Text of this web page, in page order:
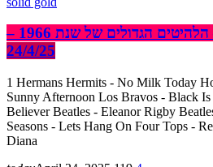
סוליד גולד מס’ 166 – הלהיטים הגדולים של שנת 1966 –
24/4/25
1 Hermans Hermits - No Milk Today
Sunny Afternoon Los Bravos - Black
Believer Beatles - Eleanor Rigby
Seasons - Lets Hang On Four Tops -
Diana